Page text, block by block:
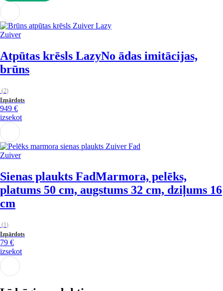
LIKT GROZĀ
Zuiver
Atpūtas krēsls LazyNo ādas imitācijas,
brūns
(2)
Izpārdots
949 €
izsekot
Zuiver
Sienas plaukts FadMarmora, pelēks,
platums 50 cm, augstums 32 cm, dziļums 16
cm
(1)
Izpārdots
79 €
izsekot